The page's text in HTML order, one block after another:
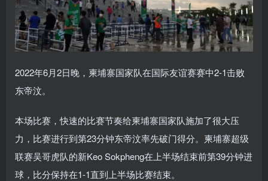
2022年6月2日晚，柬埔寨国家队在国际友谊赛赛中2-1击败
东帝汶。
本场比赛，快速的比赛节奏给柬埔寨国家队施加了很大压
力，比赛进行到第23分钟东帝汶率先破门得分。柬埔寨超级
联赛吴哥虎队的新Keo Sokpheng在上半场结束前第39分钟进
球，比分保持在1-1直到上半场比赛结束。